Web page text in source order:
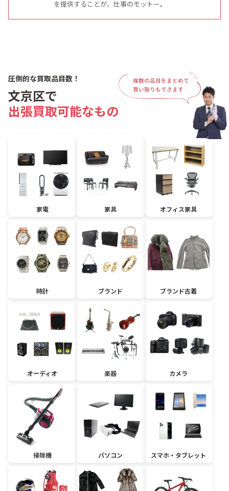
を提供することが、仕事のモットー。
圧倒的な買取品目数！
文京区で
出張買取可能なもの
家電 家具 オフィス家具
時計 ブランド ブランド古着
オーディオ 楽器 カメラ
掃除機 パソコン スマホ・タブレット